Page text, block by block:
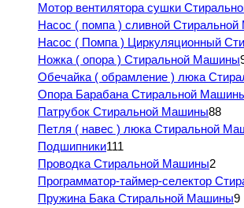
Мотор вентилятора сушки
Насос ( помпа ) сливной
Насос ( Помпа ) Циркуляционный
Ножка ( опора ) Стиральной Машины
Обечайка ( обрамление ) люка
Опора Барабана Стиральной
Патрубок Стиральной Машины88
Петля ( навес ) люка Стиральной
Подшипники111
Проводка Стиральной Машины2
Программатор-таймер-селектор
Пружина Бака Стиральной Машины9